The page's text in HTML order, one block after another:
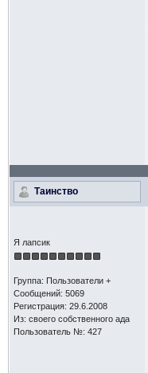
Таинство
Я лапсик
Группа: Пользователи +
Сообщений: 5069
Регистрация: 29.6.2008
Из: своего собственного ада
Пользователь №: 427